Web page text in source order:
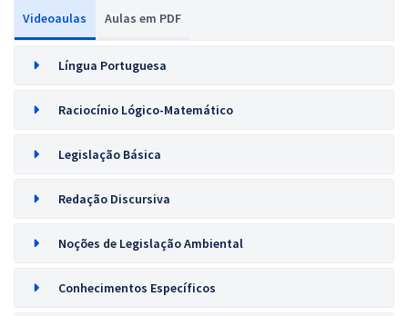
Videoaulas Aulas em PDF
Língua Portuguesa
Raciocínio Lógico-Matemático
Legislação Básica
Redação Discursiva
Noções de Legislação Ambiental
Conhecimentos Específicos